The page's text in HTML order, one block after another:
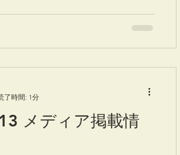
メディア掲載情
了時間: 1分